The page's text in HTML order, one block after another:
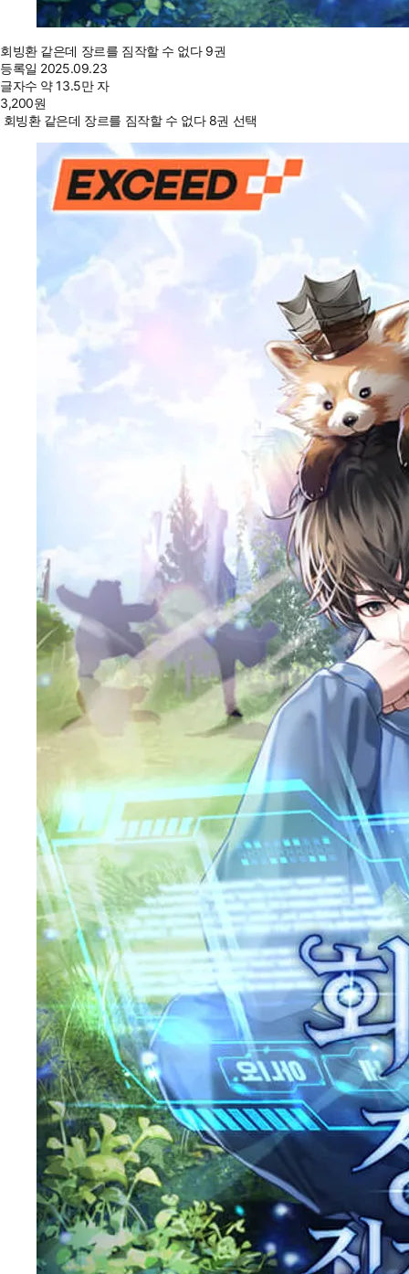
회빙환 같은데 장르를 짐작할 수 없다 9권
등록일 2025.09.23
글자수 약 13.5만 자
3,200원
회빙환 같은데 장르를 짐작할 수 없다 8권 선택